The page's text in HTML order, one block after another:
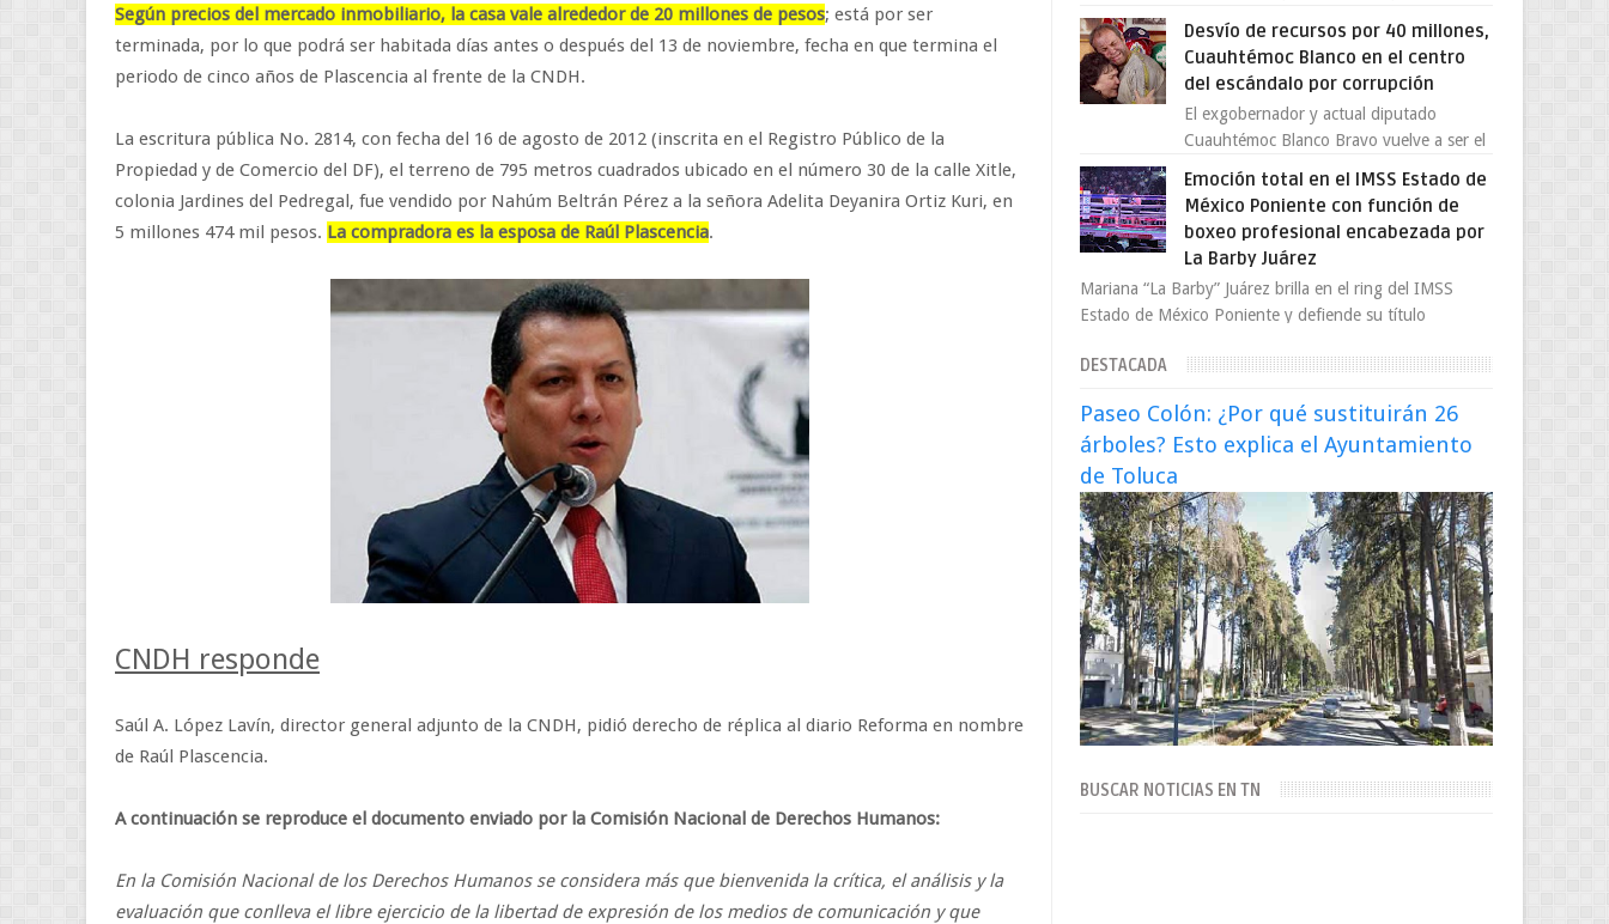
Según precios del mercado inmobiliario, la casa vale alrededor de 20 millones de pesos; está por ser
terminada, por lo que podrá ser habitada días antes o después del 13 de noviembre, fecha en que termina el
periodo de cinco años de Plascencia al frente de la CNDH.
La escritura pública No. 2814, con fecha del 16 de agosto de 2012 (inscrita en el Registro Público de la
Propiedad y de Comercio del DF), el terreno de 795 metros cuadrados ubicado en el número 30 de la calle Xitle,
colonia Jardines del Pedregal, fue vendido por Nahúm Beltrán Pérez a la señora Adelita Deyanira Ortiz Kuri, en
5 millones 474 mil pesos. La compradora es la esposa de Raúl Plascencia.
CNDH responde
Saúl A. López Lavín, director general adjunto de la CNDH, pidió derecho de réplica al diario Reforma en nombre
de Raúl Plascencia.
A continuación se reproduce el documento enviado por la Comisión Nacional de Derechos Humanos:
En la Comisión Nacional de los Derechos Humanos se considera más que bienvenida la crítica, el análisis y la
evaluación que conlleva el libre ejercicio de la libertad de expresión de los medios de comunicación y que
extraditado a México El exsecretario de
Desvío de recursos por 40 millones,
Cuauhtémoc Blanco en el centro
del escándalo por corrupción
El exgobernador y actual diputado
Cuauhtémoc Blanco Bravo vuelve a ser el
Emoción total en el IMSS Estado de
México Poniente con función de
boxeo profesional encabezada por
La Barby Juárez
Mariana “La Barby” Juárez brilla en el ring del IMSS
Estado de México Poniente y defiende su título
DESTACADA
Paseo Colón: ¿Por qué sustituirán 26
árboles? Esto explica el Ayuntamiento
de Toluca
BUSCAR NOTICIAS EN TN